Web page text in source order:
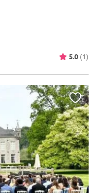
5.0 (1)